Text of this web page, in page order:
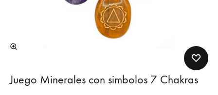
Juego Minerales con simbolos 7 Chakras